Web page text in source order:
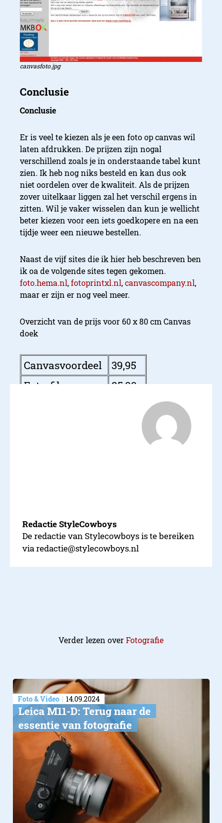
Canvasonline
canvasfoto.jpg
Conclusie
Er is veel te kiezen als je een foto op canvas wil
laten afdrukken. De prijzen zijn nogal
verschillend zoals je in onderstaande tabel kunt
zien. Ik heb nog niks besteld en kan dus ook
niet oordelen over de kwaliteit. Als de prijzen
zover uitelkaar liggen zal het verschil ergens in
zitten. Wil je vaker wisselen dan kun je wellicht
beter kiezen voor een iets goedkopere en na een
tijdje weer een nieuwe bestellen.
Naast de vijf sites die ik hier heb beschreven ben
ik oa de volgende sites tegen gekomen.
foto.hema.nl,fotoprintxl.nl,canvascompany.nl,
maar er zijn er nog veel meer.
Overzicht van de prijs voor 60 x 80 cm Canvas
doek
Canvasvoordeel
39,95
Extrafilm
85,00
Redactie StyleCowboys
De redactie van Stylecowboys is te bereiken
via redactie@stylecowboys.nl
Verder lezen overFotografie
Foto & Video 14.09.2024
Leica M11-D: Terug naar de
essentie van fotografie